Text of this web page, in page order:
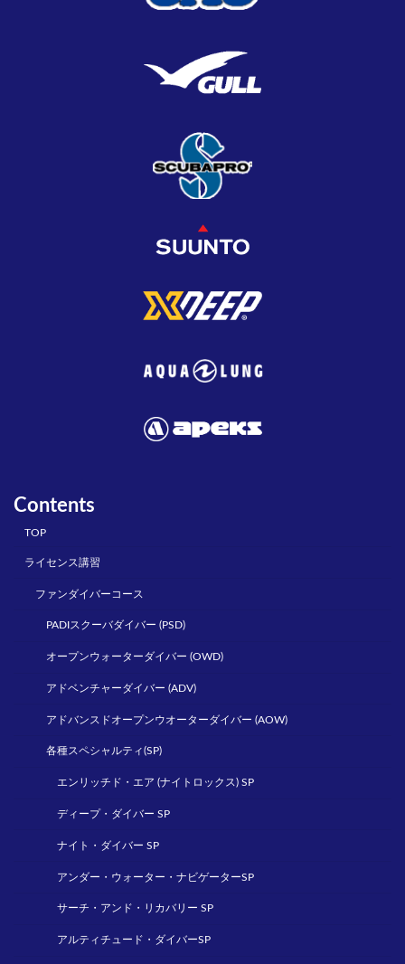
Contents
TOP
ライセンス講習
ファンダイバーコース
PADIスクーバダイバー (PSD)
オープンウォーターダイバー (OWD)
アドベンチャーダイバー (ADV)
アドバンスドオープンウオーターダイバー (AOW)
各種スペシャルティ(SP)
エンリッチド・エア (ナイトロックス) SP
ディープ・ダイバー SP
ナイト・ダイバー SP
アンダー・ウォーター・ナビゲーターSP
サーチ・アンド・リカバリー SP
アルティチュード・ダイバーSP